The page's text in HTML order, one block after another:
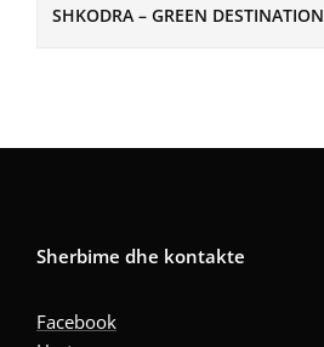
SHKODRA – GREEN DESTINATION
Sherbime dhe kontakte
Facebook